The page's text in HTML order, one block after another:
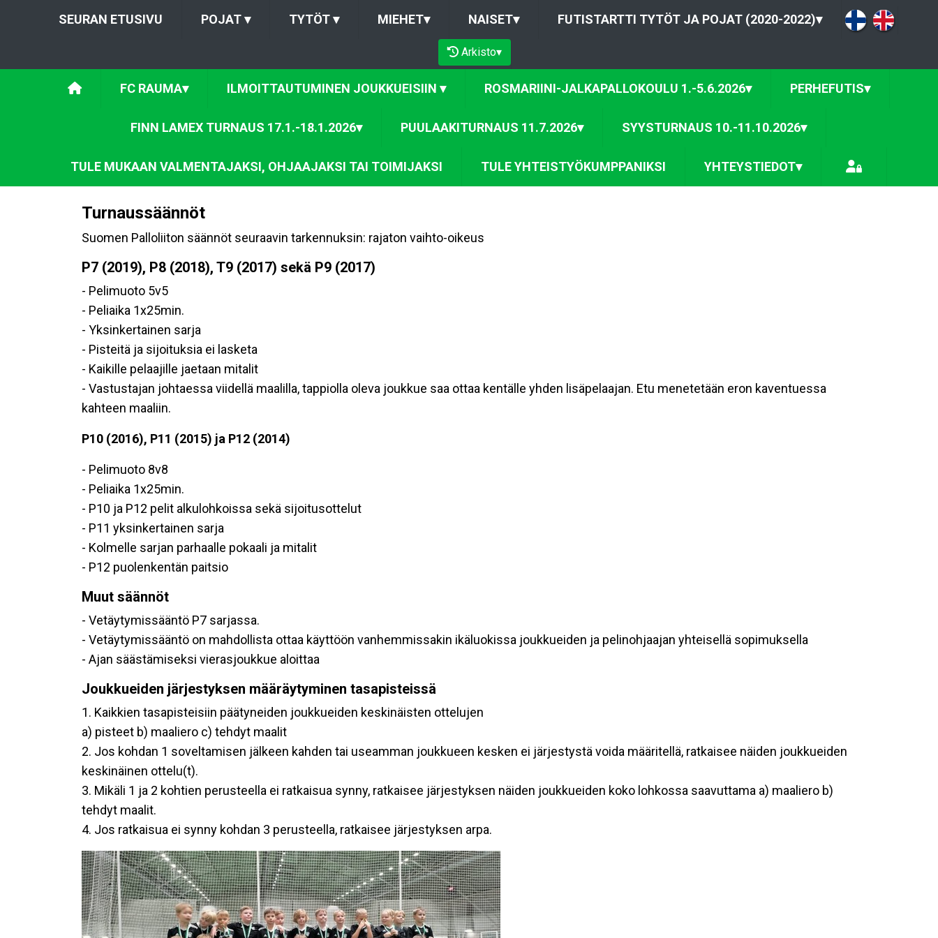
SEURAN ETUSIVU POJAT▾ TYTÖT▾ MIEHET▾ NAISET▾ FUTISTARTTI TYTÖT JA POJAT (2020-2022)▾
Arkisto▾
FC RAUMA▾ ILMOITTAUTUMINEN JOUKKUEISIIN ▾ ROSMARIINI-JALKAPALLOKOULU 1.-5.6.2026▾ PERHEFUTIS▾
FINN LAMEX TURNAUS 17.1.-18.1.2026▾ PUULAAKITURNAUS 11.7.2026▾ SYYSTURNAUS 10.-11.10.2026▾
TULE MUKAAN VALMENTAJAKSI, OHJAAJAKSI TAI TOIMIJAKSI TULE YHTEISTYÖKUMPPANIKSI YHTEYSTIEDOT▾
Turnaussäännöt
Suomen Palloliiton säännöt seuraavin tarkennuksin: rajaton vaihto-oikeus
P7 (2019), P8 (2018), T9 (2017) sekä P9 (2017)
- Pelimuoto 5v5
- Peliaika 1x25min.
- Yksinkertainen sarja
- Pisteitä ja sijoituksia ei lasketa
- Kaikille pelaajille jaetaan mitalit
- Vastustajan johtaessa viidellä maalilla, tappiolla oleva joukkue saa ottaa kentälle yhden lisäpelaajan. Etu menetetään eron kaventuessa
kahteen maaliin.
P10 (2016), P11 (2015) ja P12 (2014)
- Pelimuoto 8v8
- Peliaika 1x25min.
- P10 ja P12 pelit alkulohkoissa sekä sijoitusottelut
- P11 yksinkertainen sarja
- Kolmelle sarjan parhaalle pokaali ja mitalit
- P12 puolenkentän paitsio
Muut säännöt
- Vetäytymissääntö P7 sarjassa.
- Vetäytymissääntö on mahdollista ottaa käyttöön vanhemmissakin ikäluokissa joukkueiden ja pelinohjaajan yhteisellä sopimuksella
- Ajan säästämiseksi vierasjoukkue aloittaa
Joukkueiden järjestyksen määräytyminen tasapisteissä
1. Kaikkien tasapisteisiin päätyneiden joukkueiden keskinäisten ottelujen
a) pisteet b) maaliero c) tehdyt maalit
2. Jos kohdan 1 soveltamisen jälkeen kahden tai useamman joukkueen kesken ei järjestystä voida määritellä, ratkaisee näiden joukkueiden
keskinäinen ottelu(t).
3. Mikäli 1 ja 2 kohtien perusteella ei ratkaisua synny, ratkaisee järjestyksen näiden joukkueiden koko lohkossa saavuttama a) maaliero b)
tehdyt maalit.
4. Jos ratkaisua ei synny kohdan 3 perusteella, ratkaisee järjestyksen arpa.